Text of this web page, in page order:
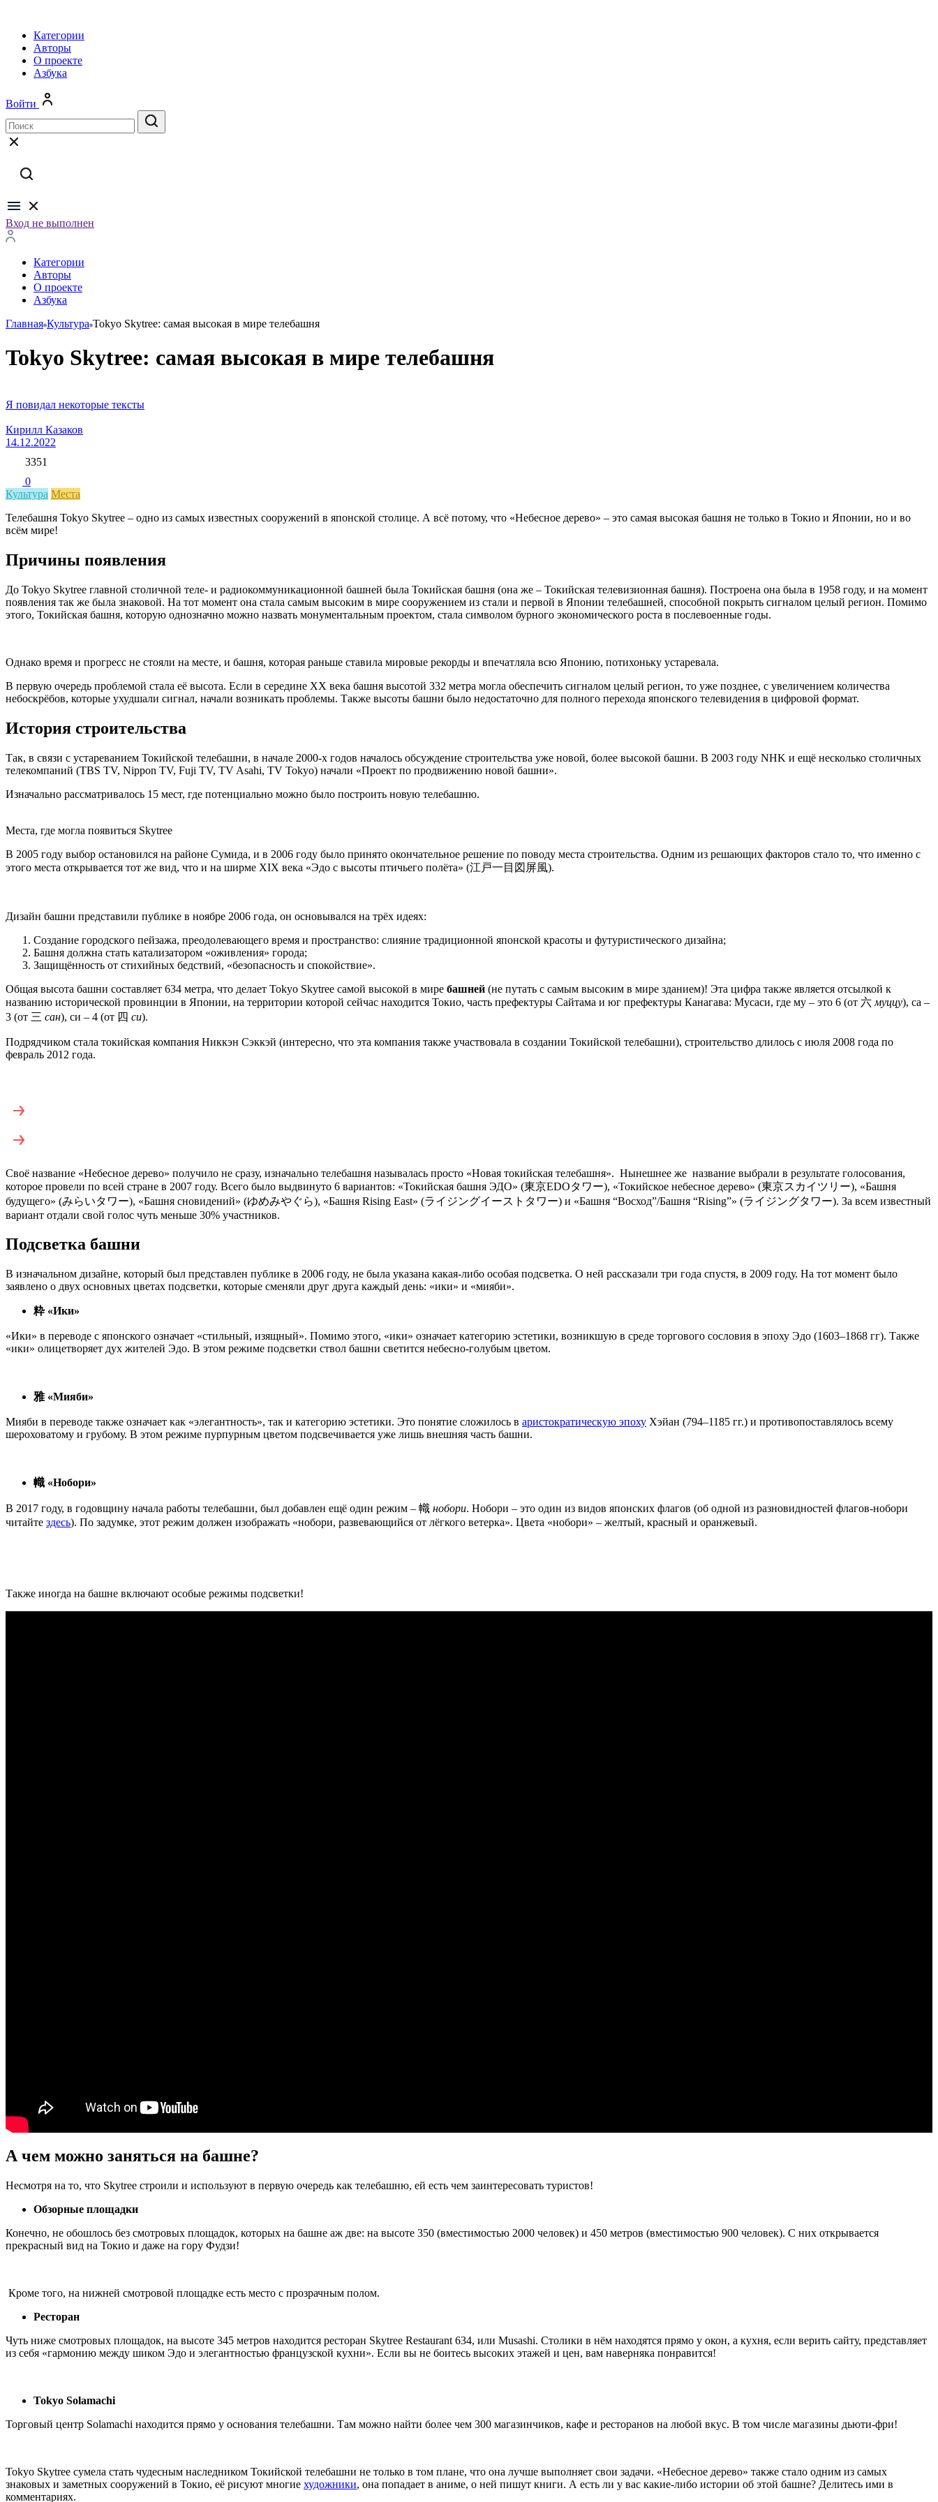
Категории
Авторы
О проекте
Азбука
Войти
Вход не выполнен
Категории
Авторы
О проекте
Азбука
Главная Культура Tokyo Skytree: самая высокая в мире телебашня
Tokyo Skytree: самая высокая в мире телебашня
Я повидал некоторые тексты
Кирилл Казаков
14.12.2022
3351
0
Культура Места
Телебашня Tokyo Skytree – одно из самых известных сооружений в японской столице. А всё потому, что «Небесное дерево» – это самая высокая башня не только в Токио и Японии, но и во
всём мире!
Причины появления
До Tokyo Skytree главной столичной теле- и радиокоммуникационной башней была Токийская башня (она же – Токийская телевизионная башня). Построена она была в 1958 году, и на момент
появления так же была знаковой. На тот момент она стала самым высоким в мире сооружением из стали и первой в Японии телебашней, способной покрыть сигналом целый регион. Помимо
этого, Токийская башня, которую однозначно можно назвать монументальным проектом, стала символом бурного экономического роста в послевоенные годы.
Однако время и прогресс не стояли на месте, и башня, которая раньше ставила мировые рекорды и впечатляла всю Японию, потихоньку устаревала.
В первую очередь проблемой стала её высота. Если в середине XX века башня высотой 332 метра могла обеспечить сигналом целый регион, то уже позднее, с увеличением количества
небоскрёбов, которые ухудшали сигнал, начали возникать проблемы. Также высоты башни было недостаточно для полного перехода японского телевидения в цифровой формат.
История строительства
Так, в связи с устареванием Токийской телебашни, в начале 2000-х годов началось обсуждение строительства уже новой, более высокой башни. В 2003 году NHK и ещё несколько столичных
телекомпаний (TBS TV, Nippon TV, Fuji TV, TV Asahi, TV Tokyo) начали «Проект по продвижению новой башни».
Изначально рассматривалось 15 мест, где потенциально можно было построить новую телебашню.
Места, где могла появиться Skytree
В 2005 году выбор остановился на районе Сумида, и в 2006 году было принято окончательное решение по поводу места строительства. Одним из решающих факторов стало то, что именно с
этого места открывается тот же вид, что и на ширме XIX века «Эдо с высоты птичьего полёта» (江戸一目図屏風).
Дизайн башни представили публике в ноябре 2006 года, он основывался на трёх идеях:
Создание городского пейзажа, преодолевающего время и пространство: слияние традиционной японской красоты и футуристического дизайна;
Башня должна стать катализатором «оживления» города;
Защищённость от стихийных бедствий, «безопасность и спокойствие».
Общая высота башни составляет 634 метра, что делает Tokyo Skytree самой высокой в мире башней (не путать с самым высоким в мире зданием)! Эта цифра также является отсылкой к
названию исторической провинции в Японии, на территории которой сейчас находится Токио, часть префектуры Сайтама и юг префектуры Канагава: Мусаси, где му – это 6 (от 六 муццу), са –
3 (от 三 сан), си – 4 (от 四 си).
Подрядчиком стала токийская компания Никкэн Сэккэй (интересно, что эта компания также участвовала в создании Токийской телебашни), строительство длилось с июля 2008 года по
февраль 2012 года.
Своё название «Небесное дерево» получило не сразу, изначально телебашня называлась просто «Новая токийская телебашня». Нынешнее же название выбрали в результате голосования,
которое провели по всей стране в 2007 году. Всего было выдвинуто 6 вариантов: «Токийская башня ЭДО» (東京EDOタワー), «Токийское небесное дерево» (東京スカイツリー), «Башня
будущего» (みらいタワー), «Башня сновидений» (ゆめみやぐら), «Башня Rising East» (ライジングイーストタワー) и «Башня “Восход”/Башня “Rising”» (ライジングタワー). За всем известный
вариант отдали свой голос чуть меньше 30% участников.
Подсветка башни
В изначальном дизайне, который был представлен публике в 2006 году, не была указана какая-либо особая подсветка. О ней рассказали три года спустя, в 2009 году. На тот момент было
заявлено о двух основных цветах подсветки, которые сменяли друг друга каждый день: «ики» и «мияби».
粋 «Ики»
«Ики» в переводе с японского означает «стильный, изящный». Помимо этого, «ики» означает категорию эстетики, возникшую в среде торгового сословия в эпоху Эдо (1603–1868 гг). Также
«ики» олицетворяет дух жителей Эдо. В этом режиме подсветки ствол башни светится небесно-голубым цветом.
雅 «Мияби»
Мияби в переводе также означает как «элегантность», так и категорию эстетики. Это понятие сложилось в аристократическую эпоху Хэйан (794–1185 гг.) и противопоставлялось всему
шероховатому и грубому. В этом режиме пурпурным цветом подсвечивается уже лишь внешняя часть башни.
幟 «Нобори»
В 2017 году, в годовщину начала работы телебашни, был добавлен ещё один режим – 幟 нобори. Нобори – это один из видов японских флагов (об одной из разновидностей флагов-нобори
читайте здесь). По задумке, этот режим должен изображать «нобори, развевающийся от лёгкого ветерка». Цвета «нобори» – желтый, красный и оранжевый.
Также иногда на башне включают особые режимы подсветки!
А чем можно заняться на башне?
Несмотря на то, что Skytree строили и используют в первую очередь как телебашню, ей есть чем заинтересовать туристов!
Обзорные площадки
Конечно, не обошлось без смотровых площадок, которых на башне аж две: на высоте 350 (вместимостью 2000 человек) и 450 метров (вместимостью 900 человек). С них открывается
прекрасный вид на Токио и даже на гору Фудзи!
Кроме того, на нижней смотровой площадке есть место с прозрачным полом.
Ресторан
Чуть ниже смотровых площадок, на высоте 345 метров находится ресторан Skytree Restaurant 634, или Musashi. Столики в нём находятся прямо у окон, а кухня, если верить сайту, представляет
из себя «гармонию между шиком Эдо и элегантностью французской кухни». Если вы не боитесь высоких этажей и цен, вам наверняка понравится!
Tokyo Solamachi
Торговый центр Solamachi находится прямо у основания телебашни. Там можно найти более чем 300 магазинчиков, кафе и ресторанов на любой вкус. В том числе магазины дьюти-фри!
Tokyo Skytree сумела стать чудесным наследником Токийской телебашни не только в том плане, что она лучше выполняет свои задачи. «Небесное дерево» также стало одним из самых
знаковых и заметных сооружений в Токио, её рисуют многие художники, она попадает в аниме, о ней пишут книги. А есть ли у вас какие-либо истории об этой башне? Делитесь ими в
комментариях.